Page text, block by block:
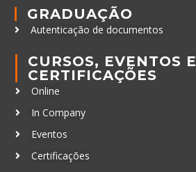
GRADUAÇÃO
Autenticação de documentos
CURSOS, EVENTOS E
CERTIFICAÇÕES
Online
In Company
Eventos
Certificações